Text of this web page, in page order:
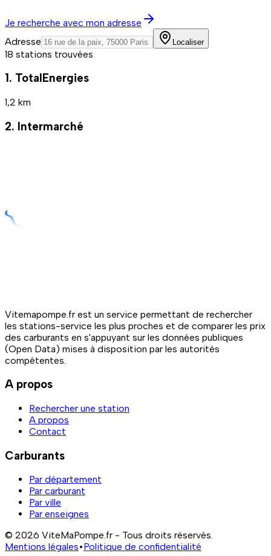
Je recherche avec mon adresse
Adresse
Localiser
18 stations trouvées
1. TotalEnergies
1,2 km
2. Intermarché
Vitemapompe.fr est un service permettant de rechercher
les stations-service les plus proches et de comparer les prix
des carburants en s'appuyant sur les données publiques
(Open Data) mises à disposition par les autorités
compétentes.
A propos
Rechercher une station
A propos
Contact
Carburants
Par département
Par carburant
Par ville
Par enseignes
© 2026 ViteMaPompe.fr - Tous droits réservés.
Mentions légales•Politique de confidentialité